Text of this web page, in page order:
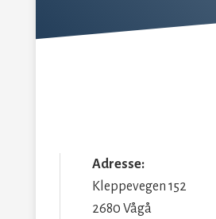
Adresse:
Kleppevegen 152
2680 Vågå